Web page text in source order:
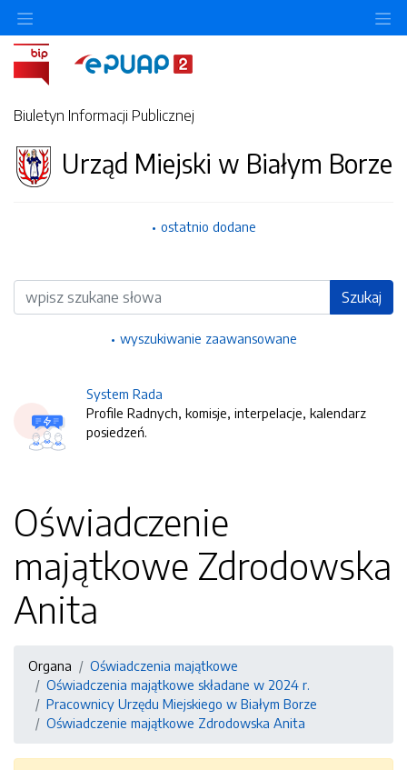
Biuletyn Informacji Publicznej
Urząd Miejski w Białym Borze
ostatnio dodane
Wyszukiwarka Szukaj
wyszukiwanie zaawansowane
System Rada
Profile Radnych, komisje, interpelacje, kalendarz
posiedzeń.
Oświadczenie
majątkowe Zdrodowska
Anita
Organa
Oświadczenia majątkowe
Oświadczenia majątkowe składane w 2024 r.
Pracownicy Urzędu Miejskiego w Białym Borze
Oświadczenie majątkowe Zdrodowska Anita